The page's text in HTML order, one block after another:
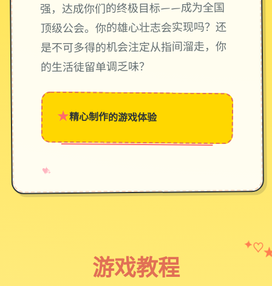
强，达成你们的终极目标——成为全国
顶级公会。你的雄心壮志会实现吗？还
是不可多得的机会注定从指间溜走，你
的生活徒留单调乏味？
★精心制作的游戏体验
♥
✧
→
游戏教程
✦ ♡